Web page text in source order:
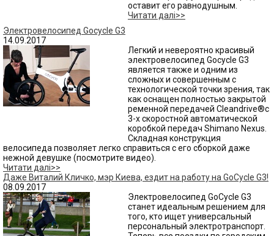
оставит его равнодушным.
Читати далі>>
Электровелосипед Gocycle G3
14.09.2017
Легкий и невероятно красивый
электровелосипед Gocycle G3
является также и одним из
сложных и совершенным с
технологической точки зрения, так
как оснащен полностью закрытой
ременной передачей Cleandrive®с
3-х скоростной автоматической
коробкой передач Shimano Nexus.
Складная конструкция
велосипеда позволяет легко справиться с его сборкой даже
нежной девушке (посмотрите видео).
Читати далі>>
Даже Виталий Кличко, мэр Киева, ездит на работу на GoCycle G3!
08.09.2017
Электровелосипед GoCycle G3
станет идеальным решением для
того, кто ищет универсальный
персональный электротранспорт.